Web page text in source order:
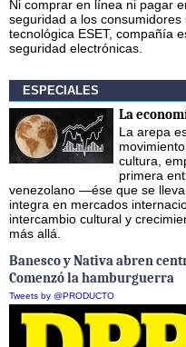
Ni comprar en línea ni pagar
seguridad a los
tecnológica ESET, compañía
seguridad electrónicas.
ESPECIALES
La
La arepa
cultura,
primera
venezolano —ése que se
integra en mercados
intercambio cultural y
más allá.
Banesco y Nativa abren
Comenzó la hamburguerra
Tweets by @PRODUCTO